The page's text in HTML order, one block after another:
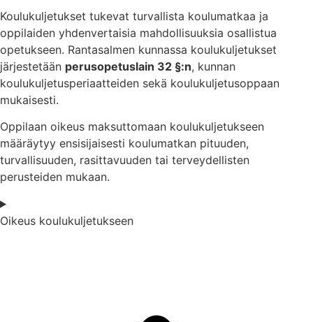
Koulukuljetukset tukevat turvallista koulumatkaa ja
oppilaiden yhdenvertaisia mahdollisuuksia osallistua
opetukseen. Rantasalmen kunnassa koulukuljetukset
järjestetään perusopetuslain 32 §:n, kunnan
koulukuljetusperiaatteiden sekä koulukuljetusoppaan
mukaisesti.
Oppilaan oikeus maksuttomaan koulukuljetukseen
määräytyy ensisijaisesti koulumatkan pituuden,
turvallisuuden, rasittavuuden tai terveydellisten
perusteiden mukaan.
Oikeus koulukuljetukseen